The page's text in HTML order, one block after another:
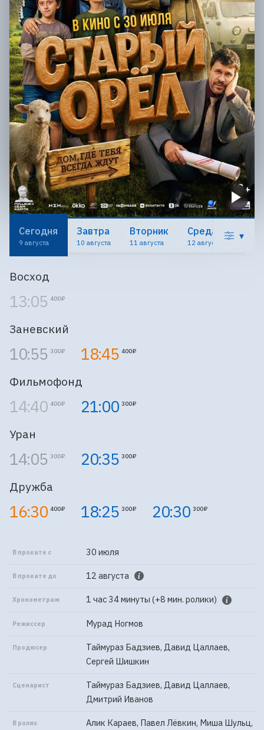
Сегодня
9 августа
Завтра
10 августа
Вторник
11 августа
Среда
12 августа
▾
Восход
13:05 400 ₽
Заневский
10:55 300 ₽ 18:45 400 ₽
Фильмофонд
14:40 400 ₽ 21:00 300 ₽
Уран
14:05 300 ₽ 20:35 300 ₽
Дружба
16:30 400 ₽ 18:25 300 ₽ 20:30 300 ₽
В прокате с 30 июля
В прокате до 12 августа
Хронометраж 1 час 34 минуты (+8 мин. ролики)
Режиссер Мурад Ногмов
Продюсер
Таймураз Бадзиев, Давид Цаллаев,
Сергей Шишкин
Сценарист
Таймураз Бадзиев, Давид Цаллаев,
Дмитрий Иванов
В ролях
Алик Караев, Павел Лёвкин, Миша Шульц,